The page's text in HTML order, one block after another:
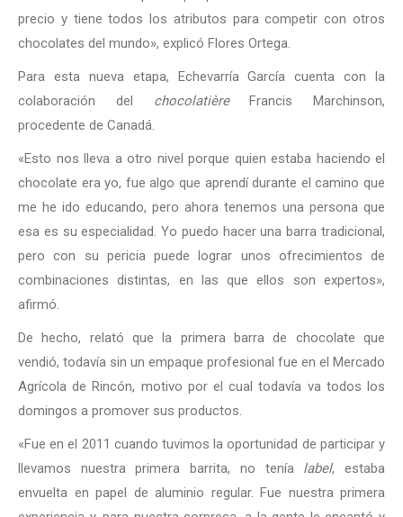
precio y tiene todos los atributos para competir con otros
chocolates del mundo», explicó Flores Ortega.
Para esta nueva etapa, Echevarría García cuenta con la
colaboración del chocolatièreFrancis Marchinson,
procedente de Canadá.
«Esto nos lleva a otro nivel porque quien estaba haciendo el
chocolate era yo, fue algo que aprendí durante el camino que
me he ido educando, pero ahora tenemos una persona que
esa es su especialidad. Yo puedo hacer una barra tradicional,
pero con su pericia puede lograr unos ofrecimientos de
combinaciones distintas, en las que ellos son expertos»,
afirmó.
De hecho, relató que la primera barra de chocolate que
vendió, todavía sin un empaque profesional fue en el Mercado
Agrícola de Rincón, motivo por el cual todavía va todos los
domingos a promover sus productos.
«Fue en el 2011 cuando tuvimos la oportunidad de participar y
llevamos nuestra primera barrita, no tenía label, estaba
envuelta en papel de aluminio regular. Fue nuestra primera